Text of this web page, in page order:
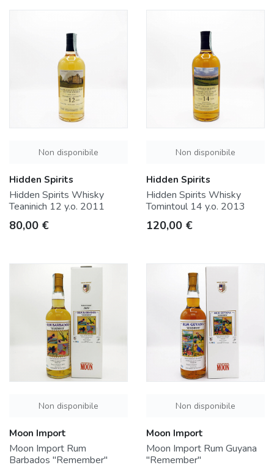
Non disponibile
Hidden Spirits
Hidden Spirits Whisky
Teaninich 12 y.o. 2011
Prezzo
80,00 €
Non disponibile
Hidden Spirits
Hidden Spirits Whisky
Tomintoul 14 y.o. 2013
Prezzo
120,00 €
Non disponibile
Moon Import
Moon Import Rum
Barbados "Remember"
Non disponibile
Moon Import
Moon Import Rum Guyana
"Remember"